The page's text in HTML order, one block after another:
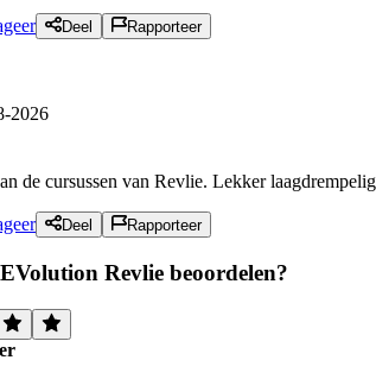
Deel Rapporteer
2026
de cursussen van Revlie. Lekker
Deel Rapporteer
Revlie beoordelen?